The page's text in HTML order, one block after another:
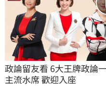
政論留友看 6大王牌政論
主流水席 歡迎入座